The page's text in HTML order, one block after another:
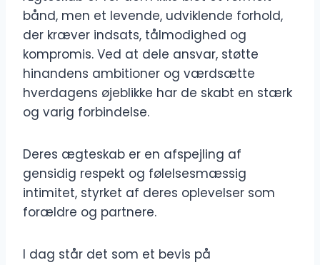
bånd, men et levende, udviklende forhold,
der kræver indsats, tålmodighed og
kompromis. Ved at dele ansvar, støtte
hinandens ambitioner og værdsætte
hverdagens øjeblikke har de skabt en stærk
og varig forbindelse.
Deres ægteskab er en afspejling af
gensidig respekt og følelsesmæssig
intimitet, styrket af deres oplevelser som
forældre og partnere.
I dag står det som et bevis på